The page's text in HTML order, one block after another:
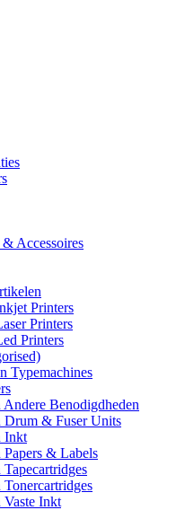
Accessoires
Printers
Printers
Printers
Typemachines
Benodigdheden
Drum & Fuser Units
Inkt
& Labels
Vaste Inkt